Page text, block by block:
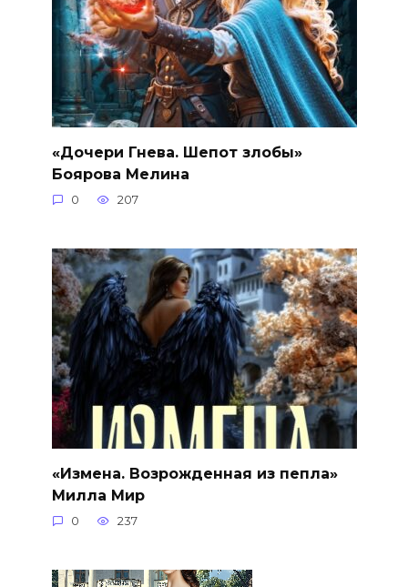
«Дочери Гнева. Шепот злобы»
Боярова Мелина
0 207
«Измена. Возрожденная из пепла»
Милла Мир
0 237